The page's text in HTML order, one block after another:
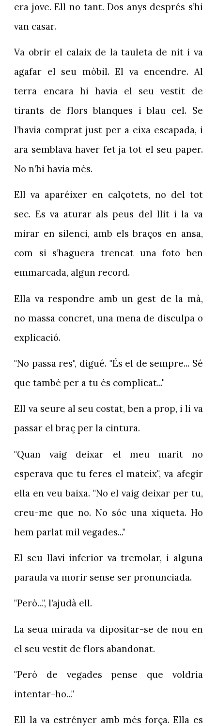
era jove. Ell no tant. Dos anys després s’hi
van casar.
Va obrir el calaix de la tauleta de nit i va
agafar el seu mòbil. El va encendre. Al
terra encara hi havia el seu vestit de
tirants de flors blanques i blau cel. Se
l’havia comprat just per a eixa escapada, i
ara semblava haver fet ja tot el seu paper.
No n’hi havia més.
Ell va aparéixer en calçotets, no del tot
sec. Es va aturar als peus del llit i la va
mirar en silenci, amb els braços en ansa,
com si s’haguera trencat una foto ben
emmarcada, algun record.
Ella va respondre amb un gest de la mà,
no massa concret, una mena de disculpa o
explicació.
"No passa res", digué. "És el de sempre... Sé
que també per a tu és complicat..."
Ell va seure al seu costat, ben a prop, i li va
passar el braç per la cintura.
"Quan vaig deixar el meu marit no
esperava que tu feres el mateix", va afegir
ella en veu baixa. "No el vaig deixar per tu,
creu-me que no. No sóc una xiqueta. Ho
hem parlat mil vegades..."
El seu llavi inferior va tremolar, i alguna
paraula va morir sense ser pronunciada.
"Però...", l’ajudà ell.
La seua mirada va dipositar-se de nou en
el seu vestit de flors abandonat.
"Però de vegades pense que voldria
intentar-ho..."
Ell la va estrényer amb més força. Ella es